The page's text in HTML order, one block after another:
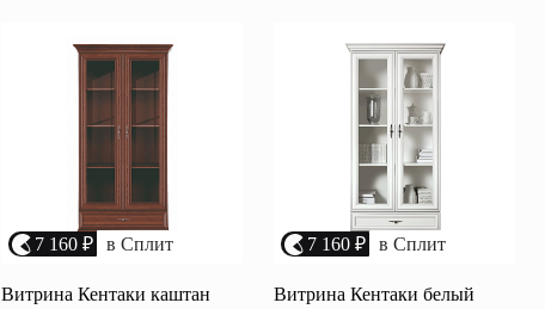
7 160 ₽ в Сплит
Витрина Кентаки каштан
7 160 ₽ в Сплит
Витрина Кентаки белый